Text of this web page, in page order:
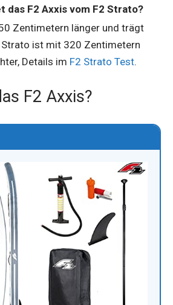
das F2 Axxis vom F2 Strato?
Zentimetern länger und trägt
ist mit 320 Zentimetern
Details im F2 Strato Test.
F2 Axxis?